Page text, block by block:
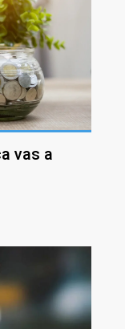
vas a